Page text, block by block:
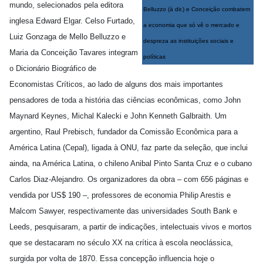
Belluzzo (à dir.) e Conceição combatem
a economia que só vê o mercado e
despreza as instituições sociais e
políticas
mundo, selecionados pela editora
inglesa Edward Elgar. Celso Furtado,
Luiz Gonzaga de Mello Belluzzo e
Maria da Conceição Tavares integram
o Dicionário Biográfico de
Economistas Críticos, ao lado de alguns dos mais importantes
pensadores de toda a história das ciências econômicas, como John
Maynard Keynes, Michal Kalecki e John Kenneth Galbraith. Um
argentino, Raul Prebisch, fundador da Comissão Econômica para a
América Latina (Cepal), ligada à ONU, faz parte da seleção, que inclui
ainda, na América Latina, o chileno Anibal Pinto Santa Cruz e o cubano
Carlos Diaz-Alejandro. Os organizadores da obra – com 656 páginas e
vendida por US$ 190 –, professores de economia Philip Arestis e
Malcom Sawyer, respectivamente das universidades South Bank e
Leeds, pesquisaram, a partir de indicações, intelectuais vivos e mortos
que se destacaram no século XX na crítica à escola neoclássica,
surgida por volta de 1870. Essa concepção influencia hoje o